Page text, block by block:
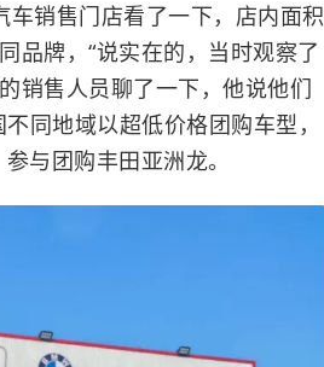
销售门店看了一下，店内面积
品牌，“说实在的，当时观察了
销售人员聊了一下，他说他们
同地域以超低价格团购车型，
与团购丰田亚洲龙。